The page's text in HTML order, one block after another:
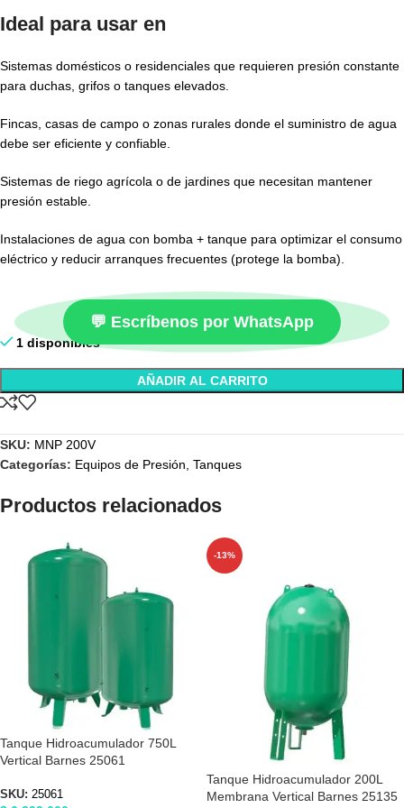
Ideal para usar en
Sistemas domésticos o residenciales que requieren presión constante
para duchas, grifos o tanques elevados.
Fincas, casas de campo o zonas rurales donde el suministro de agua
debe ser eficiente y confiable.
Sistemas de riego agrícola o de jardines que necesitan mantener
presión estable.
Instalaciones de agua con bomba + tanque para optimizar el consumo
eléctrico y reducir arranques frecuentes (protege la bomba).
💬 Escríbenos por WhatsApp
1 disponibles
AÑADIR AL CARRITO
SKU: MNP 200V
Categorías: Equipos de Presión Tanques
Productos relacionados
Tanque Hidroacumulador 750L
Vertical Barnes 25061
SKU: 25061
-13%
Tanque Hidroacumulador 200L
Membrana Vertical Barnes 25135